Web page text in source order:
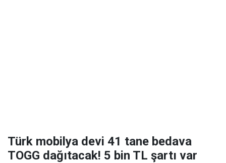
Türk mobilya devi 41 tane bedava
TOGG dağıtacak! 5 bin TL şartı var